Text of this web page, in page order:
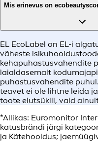
Mis erinevus on
EL EcoLabel on EL-i
väheste
kehapuhastusvahendite
laialdasemalt
puhastusvahendite
teavet ei ole lihtne leida
toote elutsüklil, vaid
*Allikas: Euromonitor
katusbrändi järgi
ja Kätehooldus;